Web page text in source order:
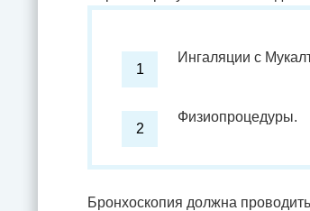
Ингаляции с
Физиопроцедуры.
Бронхоскопия должна